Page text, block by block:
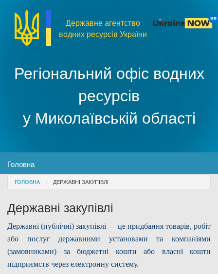
Регіональний офіс водних
ресурсів
у Миколаївській області
Державне агентство
водних ресурсів України
MENU
Головна
Про організацію
Доступ до публічної інформації
Дозвіл на спеціальне водокористування
Платні послуги
You are here
ГОЛОВНА ДЕРЖАВНІ ЗАКУПІВЛІ
Державні закупівлі
Державні (публічні) закупівлі — це придбання товарів, робіт
або послуг державними установами та компаніями
(замовниками) за бюджетні кошти або власні кошти
підприємств через електронну систему.